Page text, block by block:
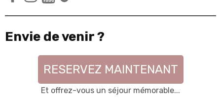
Envie de venir ?
RESERVEZ MAINTENANT
Et offrez-vous un séjour mémorable...